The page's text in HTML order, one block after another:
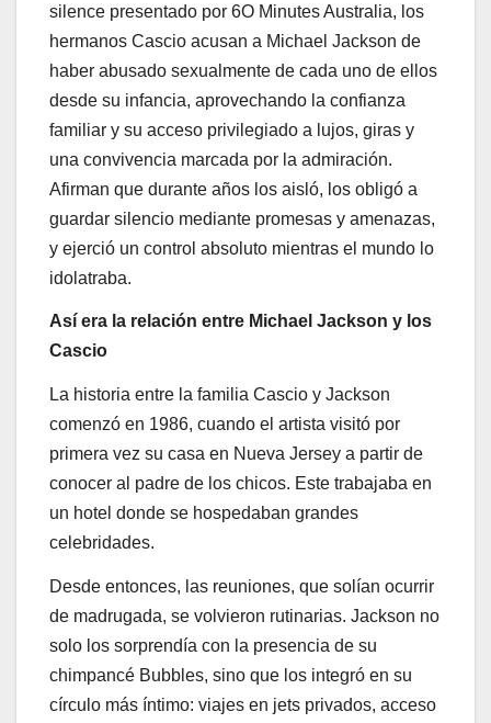
silence presentado por 6O Minutes Australia, los
hermanos Cascio acusan a Michael Jackson de
haber abusado sexualmente de cada uno de ellos
desde su infancia, aprovechando la confianza
familiar y su acceso privilegiado a lujos, giras y
una convivencia marcada por la admiración.
Afirman que durante años los aisló, los obligó a
guardar silencio mediante promesas y amenazas,
y ejerció un control absoluto mientras el mundo lo
idolatraba.
Así era la relación entre Michael Jackson y los
Cascio
La historia entre la familia Cascio y Jackson
comenzó en 1986, cuando el artista visitó por
primera vez su casa en Nueva Jersey a partir de
conocer al padre de los chicos. Este trabajaba en
un hotel donde se hospedaban grandes
celebridades.
Desde entonces, las reuniones, que solían ocurrir
de madrugada, se volvieron rutinarias. Jackson no
solo los sorprendía con la presencia de su
chimpancé Bubbles, sino que los integró en su
círculo más íntimo: viajes en jets privados, acceso